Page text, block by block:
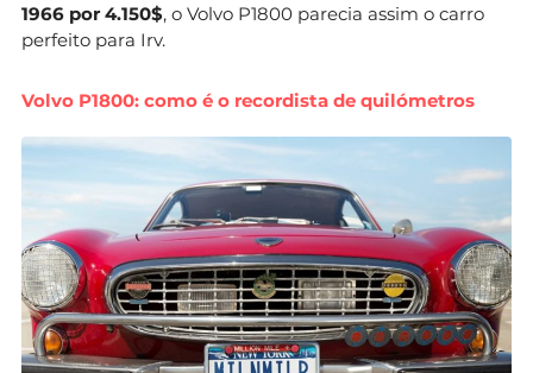
1966 por 4.150$, o Volvo P1800 parecia assim o carro
perfeito para Irv.
Volvo P1800: como é o recordista de quilómetros